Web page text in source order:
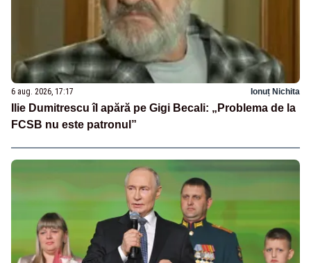
6 aug. 2026, 17:17 Ionuț Nichita
Ilie Dumitrescu îl apără pe Gigi Becali: „Problema de la
FCSB nu este patronul”